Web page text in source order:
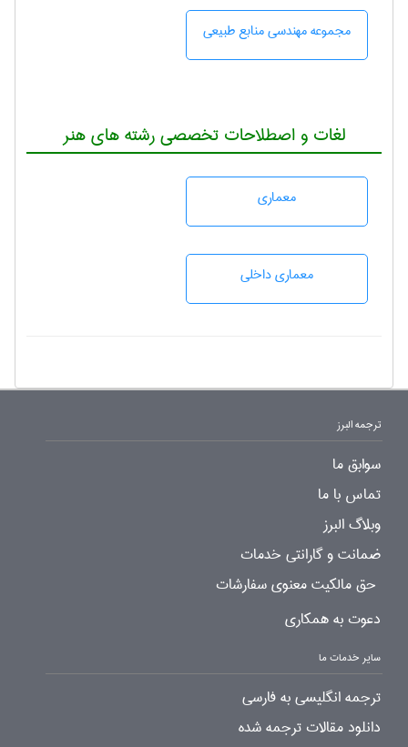
مجموعه مهندسی منابع طبيعی
لغات و اصطلاحات تخصصی رشته های هنر
معماری
معماری داخلی
ترجمه البرز
سوابق ما
تماس با ما
وبلاگ البرز
ضمانت و گارانتی خدمات
حق مالکیت معنوی سفارشات
دعوت به همکاری
سایر خدمات ما
ترجمه انگلیسی به فارسی
دانلود مقالات ترجمه شده